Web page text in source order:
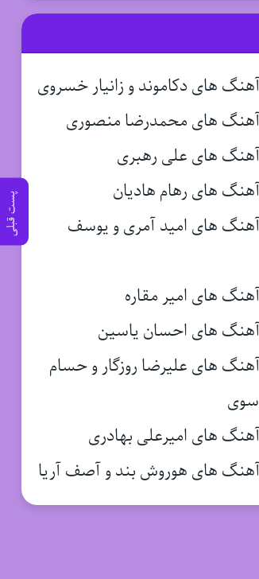
پست قبلی
آهنگ های دکاموند و زانیار خسروی
آهنگ های محمدرضا منصوری
آهنگ های علی رهبری
آهنگ های رهام هادیان
آهنگ های امید آمری و یوسف
های امیر مقاره
آهنگ های احسان یاسین
آهنگ های علیرضا روزگار و حسام
آهنگ های امیرعلی بهادری
آهنگ های هوروش بند و آصف آریا